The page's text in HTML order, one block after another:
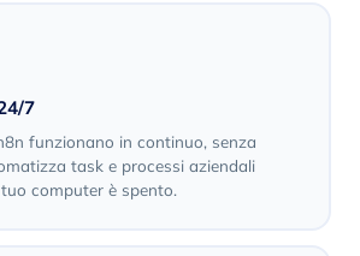
7
funzionano in continuo, senza
task e processi aziendali
computer è spento.